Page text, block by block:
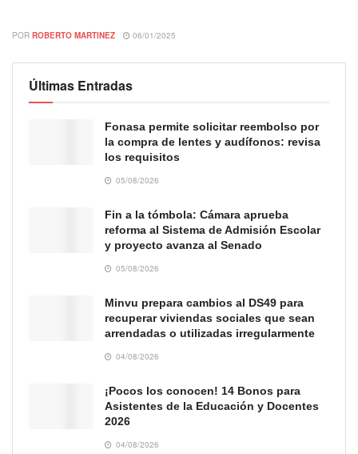
POR ROBERTO MARTINEZ 06/01/2025
Últimas Entradas
Fonasa permite solicitar reembolso por
la compra de lentes y audífonos: revisa
los requisitos
05/08/2026
Fin a la tómbola: Cámara aprueba
reforma al Sistema de Admisión Escolar
y proyecto avanza al Senado
05/08/2026
Minvu prepara cambios al DS49 para
recuperar viviendas sociales que sean
arrendadas o utilizadas irregularmente
04/08/2026
¡Pocos los conocen! 14 Bonos para
Asistentes de la Educación y Docentes
2026
04/08/2026